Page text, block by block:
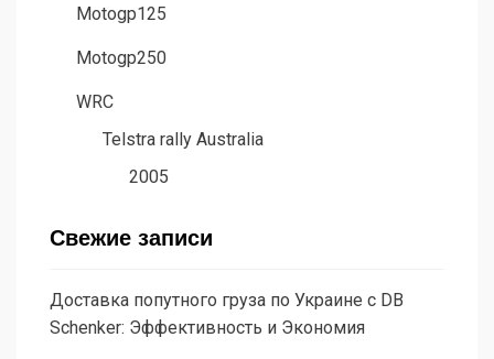
Motogp125
Motogp250
WRC
Telstra rally Australia
2005
Свежие записи
Доставка попутного груза по Украине с DB
Schenker: Эффективность и Экономия